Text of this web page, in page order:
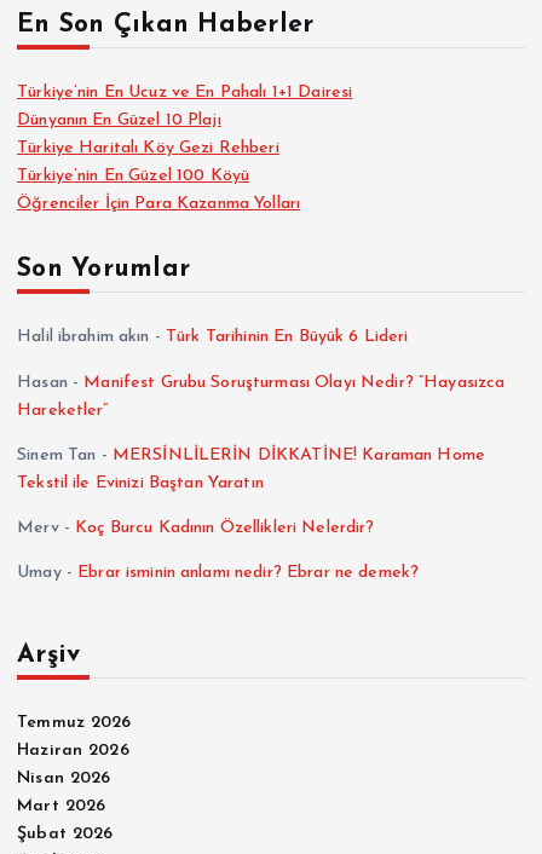
En Son Çıkan Haberler
Türkiye’nin En Ucuz ve En Pahalı 1+1 Dairesi
Dünyanın En Güzel 10 Plajı
Türkiye Haritalı Köy Gezi Rehberi
Türkiye’nin En Güzel 100 Köyü
Öğrenciler İçin Para Kazanma Yolları
Son Yorumlar
Halil ibrahim akın - Türk Tarihinin En Büyük 6 Lideri
Hasan - Manifest Grubu Soruşturması Olayı Nedir? “Hayasızca
Hareketler”
Sinem Tan - MERSİNLİLERİN DİKKATİNE! Karaman Home
Tekstil ile Evinizi Baştan Yaratın
Merv- Koç Burcu Kadının Özellikleri Nelerdir?
Umay- Ebrar isminin anlamı nedir? Ebrar ne demek?
Arşiv
Temmuz 2026
Haziran 2026
Nisan 2026
Mart 2026
Şubat 2026